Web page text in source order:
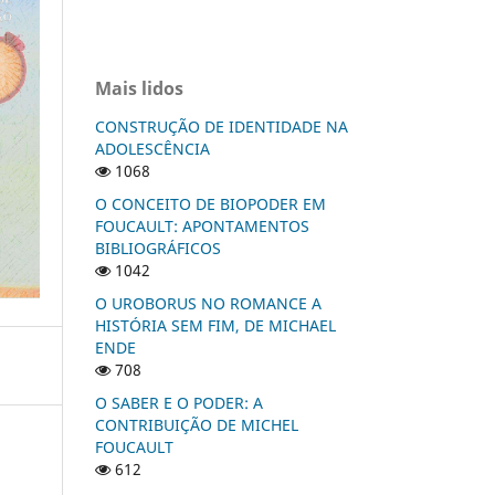
Mais lidos
CONSTRUÇÃO DE IDENTIDADE NA
ADOLESCÊNCIA
1068
O CONCEITO DE BIOPODER EM
FOUCAULT: APONTAMENTOS
BIBLIOGRÁFICOS
1042
O UROBORUS NO ROMANCE A
HISTÓRIA SEM FIM, DE MICHAEL
ENDE
708
O SABER E O PODER: A
CONTRIBUIÇÃO DE MICHEL
FOUCAULT
612